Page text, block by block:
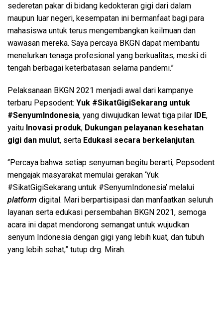
sederetan pakar di bidang kedokteran gigi dari dalam
maupun luar negeri, kesempatan ini bermanfaat bagi para
mahasiswa untuk terus mengembangkan keilmuan dan
wawasan mereka. Saya percaya BKGN dapat membantu
menelurkan tenaga profesional yang berkualitas, meski di
tengah berbagai keterbatasan selama pandemi.”
Pelaksanaan BKGN 2021 menjadi awal dari kampanye
terbaru Pepsodent: Yuk #SikatGigiSekarang untuk
#SenyumIndonesia, yang diwujudkan lewat tiga pilar IDE,
yaitu Inovasi produk, Dukungan pelayanan kesehatan
gigi dan mulut, serta Edukasi secara berkelanjutan.
“Percaya bahwa setiap senyuman begitu berarti, Pepsodent
mengajak masyarakat memulai gerakan ‘Yuk
#SikatGigiSekarang untuk #SenyumIndonesia’ melalui
platform digital. Mari berpartisipasi dan manfaatkan seluruh
layanan serta edukasi persembahan BKGN 2021, semoga
acara ini dapat mendorong semangat untuk wujudkan
senyum Indonesia dengan gigi yang lebih kuat, dan tubuh
yang lebih sehat,” tutup drg. Mirah.